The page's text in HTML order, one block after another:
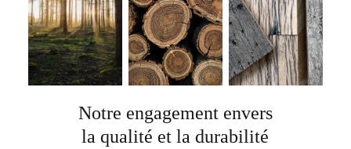
Notre engagement envers
la qualité et la durabilité